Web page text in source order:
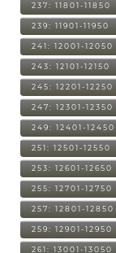
237: 11801-11850
239: 11901-11950
241: 12001-12050
243: 12101-12150
245: 12201-12250
247: 12301-12350
249: 12401-12450
251: 12501-12550
253: 12601-12650
255: 12701-12750
257: 12801-12850
259: 12901-12950
261: 13001-13050